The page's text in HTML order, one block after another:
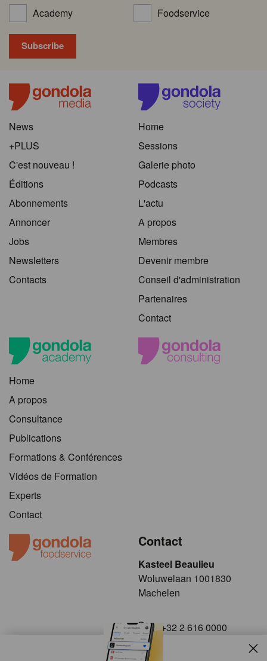
Academy
Foodservice
News
+PLUS
C'est nouveau !
Éditions
Abonnements
Annoncer
Jobs
Newsletters
Contacts
Home
Sessions
Galerie photo
Podcasts
L'actu
A propos
Membres
Devenir membre
Conseil d'administration
Partenaires
Contact
Home
A propos
Consultance
Publications
Formations & Conférences
Vidéos de Formation
Experts
Contact
Contact
Kasteel Beaulieu
​​​Woluwelaan 1001830
Machelen
+32 2 616 0000